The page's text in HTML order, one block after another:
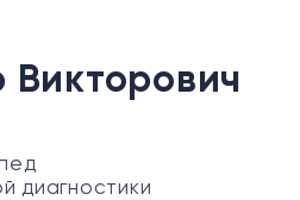
Викторович
диагностики